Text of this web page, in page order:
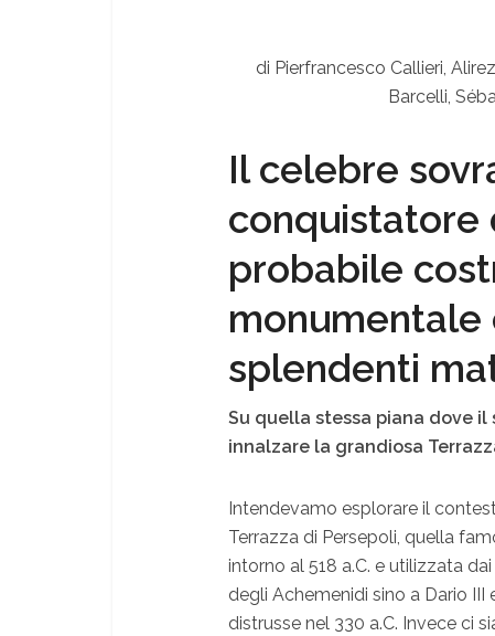
di Pierfrancesco Callieri,
Barcelli,
Il celebre
conquistatore
probabile
splendenti
Su quella stessa piana dove
innalzare la grandiosa
Intendevamo esplorare il
Terrazza di Persepoli, quella
intorno al 518 a.C. e utilizzata
degli Achemenidi sino a Dario III
distrusse nel 330 a.C. Invece ci